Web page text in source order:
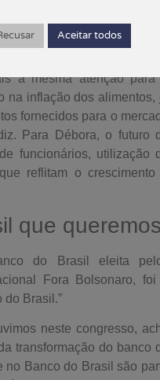
atender as pessoas
colocar a tecnologia
a mesma atenção
na inflação dos alimentos,
fornecidos para o
Para Débora, o futuro
funcionários, utilização
reflitam o crescimento
que queremos
do Brasil eleita
Fora Bolsonaro, foi
do Brasil.”
neste congresso,
transformação do banco
no Banco do Brasil são
Aceitar todos